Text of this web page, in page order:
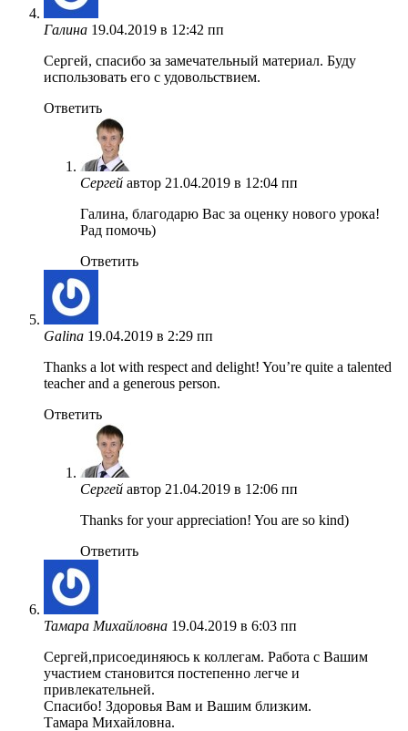
Галина 19.04.2019 в 12:42 пп
Сергей, спасибо за замечательный материал. Буду
использовать его с удовольствием.
Ответить
Сергей автор 21.04.2019 в 12:04 пп
Галина, благодарю Вас за оценку нового урока!
Рад помочь)
Ответить
Galina 19.04.2019 в 2:29 пп
Thanks a lot with respect and delight! You’re quite a talented
teacher and a generous person.
Ответить
Сергей автор 21.04.2019 в 12:06 пп
Thanks for your appreciation! You are so kind)
Ответить
Тамара Михайловна 19.04.2019 в 6:03 пп
Сергей,присоединяюсь к коллегам. Работа с Вашим
участием становится постепенно легче и
привлекательней.
Спасибо! Здоровья Вам и Вашим близким.
Тамара Михайловна.